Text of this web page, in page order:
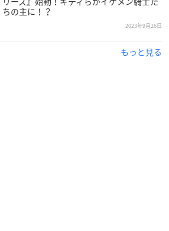
ちの主に！？
2023年9月26日
もっと見る